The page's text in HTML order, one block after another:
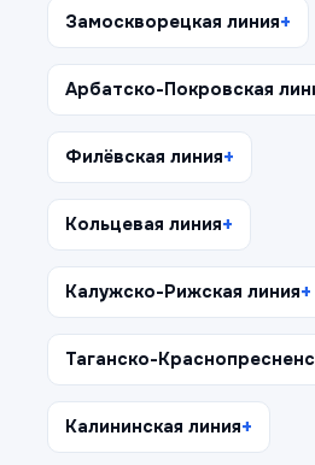
Замоскворецкая линия
Арбатско-Покровская
Филёвская линия
Кольцевая линия
Калужско-Рижская линия
Таганско-
Калининская линия